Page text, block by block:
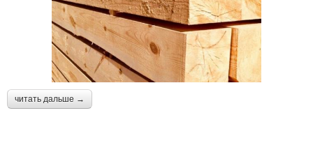
читать дальше →